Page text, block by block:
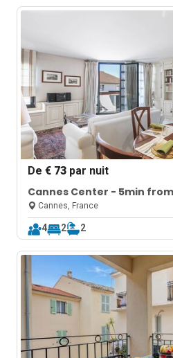
De€ 73 par nuit
Cannes Center - 5min
Cannes, France
4 2 2